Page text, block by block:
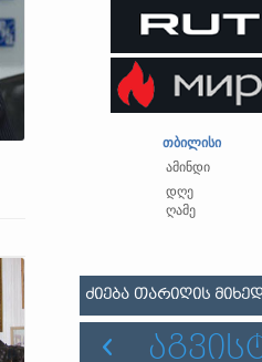
თბილისი
ამინდი
დღე
ღამე
ᲫᲘᲔᲑᲐ ᲗᲐᲠᲘᲦᲘᲡ